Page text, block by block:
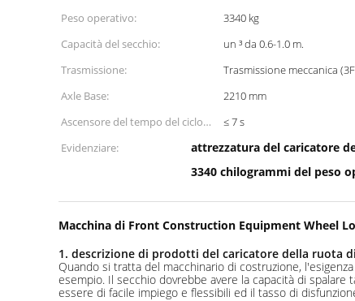
Peso operativo:
3340 kg
Capacità del secchio:
un ³ da 0.6-1.0 m.
Trasmissione:
Trasmissione meccanica
Axle Base:
2210 mm
Ascensore del tempo del ciclo
idraulico:
≤ 7 s
Evidenziare:
attrezzatura del caricatore
3340 chilogrammi del peso
Macchina di Front Construction Equipment Wheel
1. descrizione di prodotti del caricatore della ruota di
Quando si tratta del macchinario di costruzione,
esempio. Il secchio dovrebbe avere la capacità di
essere di facile impiego e flessibili ed il tasso di